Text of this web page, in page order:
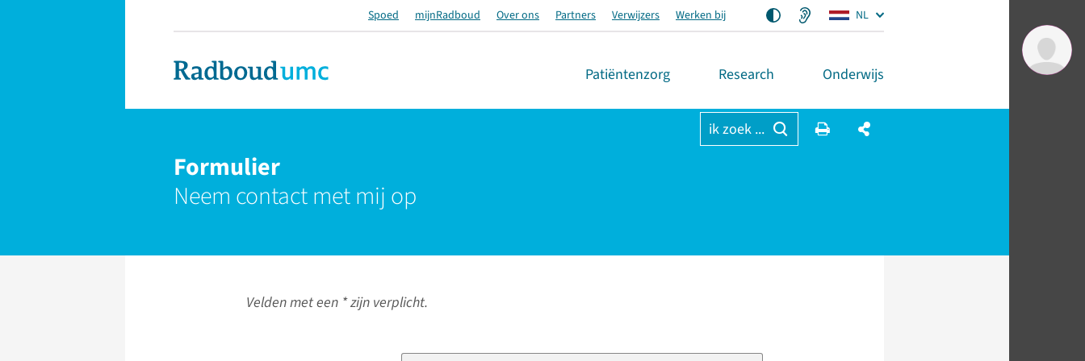
Spoed mijnRadboud Over ons Partners Verwijzers Werken bij NL
Patiëntenzorg Research Onderwijs
ik zoek ...
Formulier
Neem contact met mij op
Velden met een * zijn verplicht.